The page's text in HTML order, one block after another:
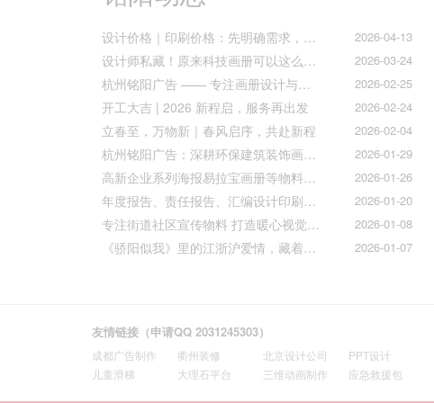
2026-04-13
设计价格｜印刷价格：先明确需求，再精准报价
2026-03-24
设计师私藏！原来科技画册可以这么好看！
2026-02-25
杭州铭阳广告 —— 专注画册设计与文化墙全案落地
2026-02-24
开工大吉 | 2026 新程启，服务再出发
2026-02-04
立春至，万物新｜春风启序，共赴新程
2026-01-29
杭州铭阳广告：深耕环保建筑装饰画册设计，赋能空间美学与可持续发展
2026-01-26
高新企业系列海报易拉宝画册等物料火热上线
2026-01-20
年度报告、责任报告、汇编设计印刷的宝子们集合！
2026-01-08
专注街道社区宣传物料 打造暖心视觉传达
2026-01-07
《骄阳似我》里的江浙沪爱情，藏着我们最懂的温柔与默契
友情链接（申请QQ 2031245303）
成都广告制作 衢州装修 北京设计公司 PPT设计
儿童滑梯
大理石平台 三维动画制作 应急救援包